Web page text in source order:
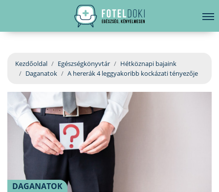
EGÉSZSÉGKÖNYVTÁR
BETEGSÉGKALAUZ
ÜGYELETKERESŐ
ORVOS VÁLASZOL
ORVOSKERESŐ
hirdetés
Kezdőoldal Egészségkönyvtár
Hétköznapi bajaink
Daganatok
A hererák 4 leggyakoribb kockázati tényezője
DAGANATOK